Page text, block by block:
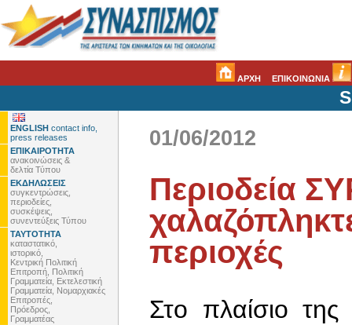
ΑΡΧΗ ΕΠΙΚΟΙΝΩΝΙΑ
ENGLISH contact info,
press releases
ΕΠΙΚΑΙΡΟΤΗΤΑ
ανακοινώσεις &
δελτία Τύπου
ΕΚΔΗΛΩΣΕΙΣ
συγκεντρώσεις,
περιοδείες,
συσκέψεις,
συνεντεύξεις Τύπου
ΤΑΥΤΟΤΗΤΑ
καταστατικό,
ιστορικό,
Κεντρική Πολιτική
Επιτροπή, Πολιτική
Γραμματεία, Εκτελεστική
Γραμματεία, Νομαρχιακές
Επιτροπές,
Πρόεδρος,
Γραμματέας
01/06/2012
Περιοδεία
περιοχές
Στο πλαίσιο